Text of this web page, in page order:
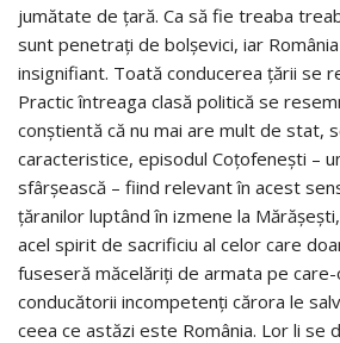
jumătate de țară. Ca să fie treaba
sunt penetrați de bolșevici, iar
insignifiant. Toată conducerea țării se
Practic întreaga clasă politică se
conștientă că nu mai are mult de stat,
caracteristice, episodul Coțofenești –
sfârșească – fiind relevant în acest
țăranilor luptând în izmene la
acel spirit de sacrificiu al celor care
fuseseră măcelăriți de armata pe
conducătorii incompetenți cărora le
ceea ce astăzi este România. Lor li se